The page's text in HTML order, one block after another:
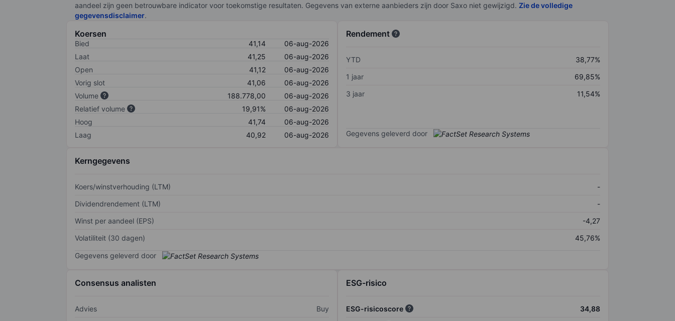
aandeel zijn geen betrouwbare indicator voor toekomstige resultaten. Gegevens van externe aanbieders zijn door Saxo niet gewijzigd. Zie de volledige
gegevensdisclaimer.
Koersen
Bied 41,14
06-aug-2026
Laat
41,25
06-aug-2026
Open
41,12
06-aug-2026
Vorig slot
41,06
06-aug-2026
Volume
188.778,00
06-aug-2026
Relatief volume
19,91%
06-aug-2026
Hoog
41,74
06-aug-2026
Laag
40,92 06-aug-2026
Rendement
YTD
38,77%
1 jaar
69,85%
3 jaar
11,54%
Gegevens geleverd door
Kerngegevens
Koers/winstverhouding (LTM)
-
Dividendrendement (LTM)
-
Winst per aandeel (EPS)
-4,27
Volatiliteit (30 dagen)
45,76%
Gegevens geleverd door
Consensus analisten
Advies Buy
ESG-risico
ESG-risicoscore
34,88